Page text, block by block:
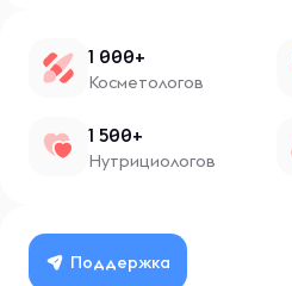
1 000+
Косметологов
1 500+
Нутрициологов
Поддержка